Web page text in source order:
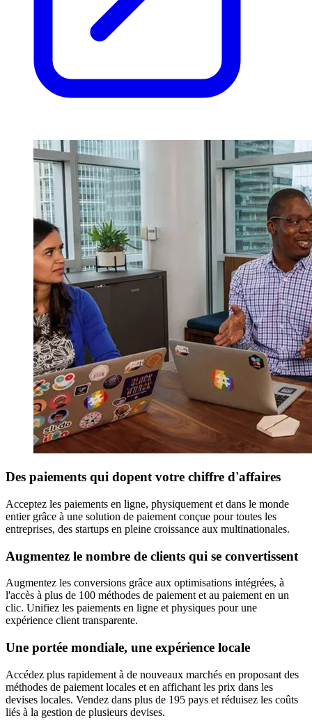
Des paiements qui dopent votre chiffre d'affaires
Acceptez les paiements en ligne, physiquement et dans le monde
entier grâce à une solution de paiement conçue pour toutes les
entreprises, des startups en pleine croissance aux multinationales.
Augmentez le nombre de clients qui se convertissent
Augmentez les conversions grâce aux optimisations intégrées, à
l'accès à plus de 100 méthodes de paiement et au paiement en un
clic. Unifiez les paiements en ligne et physiques pour une
expérience client transparente.
Une portée mondiale, une expérience locale
Accédez plus rapidement à de nouveaux marchés en proposant des
méthodes de paiement locales et en affichant les prix dans les
devises locales. Vendez dans plus de 195 pays et réduisez les coûts
liés à la gestion de plusieurs devises.